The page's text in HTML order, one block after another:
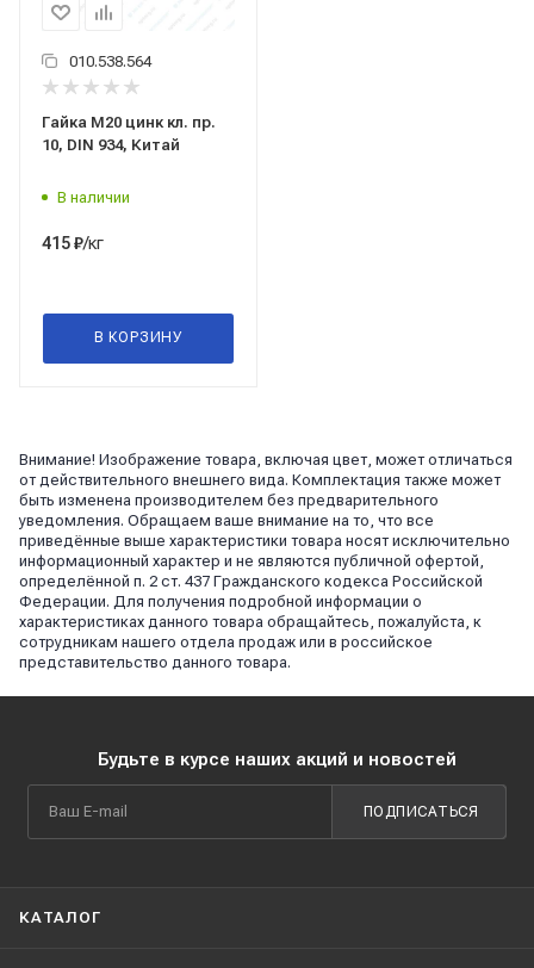
010.538.564
Гайка М20 цинк кл. пр.
10, DIN 934, Китай
В наличии
415₽/кг
В КОРЗИНУ
Внимание! Изображение товара, включая цвет, может отличаться
от действительного внешнего вида. Комплектация также может
быть изменена производителем без предварительного
уведомления. Обращаем ваше внимание на то, что все
приведённые выше характеристики товара носят исключительно
информационный характер и не являются публичной офертой,
определённой п. 2 ст. 437 Гражданского кодекса Российской
Федерации. Для получения подробной информации о
характеристиках данного товара обращайтесь, пожалуйста, к
сотрудникам нашего отдела продаж или в российское
представительство данного товара.
Будьте в курсе наших акций и новостей
ПОДПИСАТЬСЯ
КАТАЛОГ